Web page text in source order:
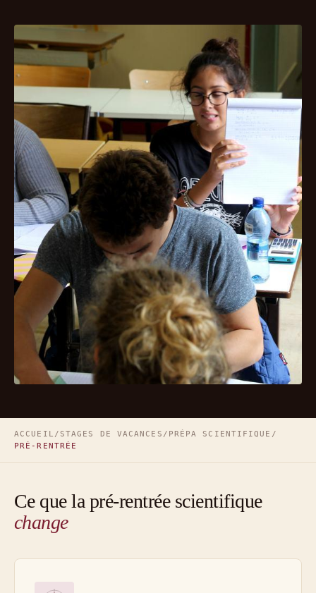
ACCUEIL / STAGES DE VACANCES / PRÉPA SCIENTIFIQUE /
PRÉ-RENTRÉE
Ce que la pré-rentrée scientifique
change